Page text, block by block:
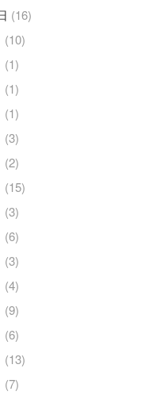
(16)
(10)
(1)
(1)
(1)
(3)
(2)
(15)
(3)
(6)
(3)
(4)
(9)
(6)
(13)
(7)